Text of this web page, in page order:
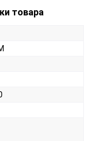
товара